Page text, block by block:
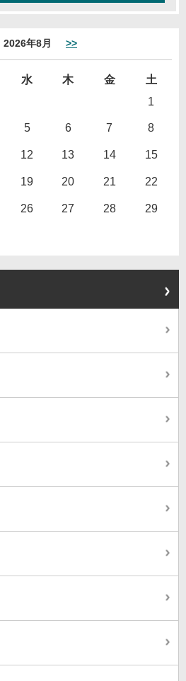
2026年8月 >>
水 木 金
土
1
5 6 7 8
12 13 14 15
19 20 21 22
26 27 28 29